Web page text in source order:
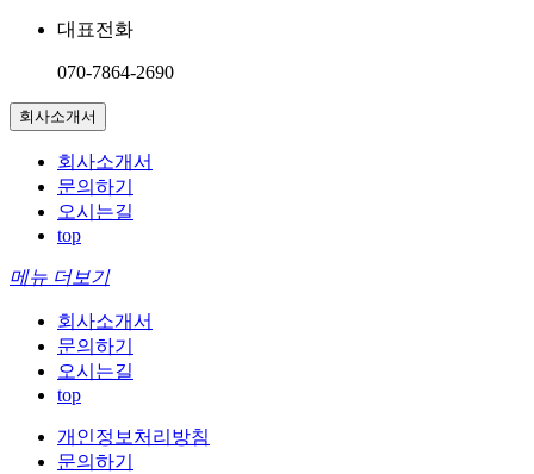
대표전화
070-7864-2690
회사소개서
회사소개서
문의하기
오시는길
top
메뉴 더보기
회사소개서
문의하기
오시는길
top
개인정보처리방침
문의하기